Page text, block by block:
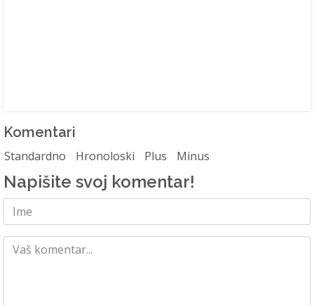
Komentari
Standardno Hronoloski Plus Minus
Napišite svoj komentar!